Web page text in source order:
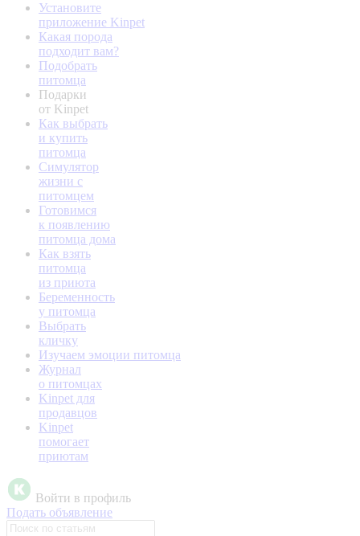
Установите
приложение Kinpet
Какая порода
подходит вам?
Подобрать
питомца
Подарки
от Kinpet
Как выбрать
и купить
питомца
Симулятор
жизни с
питомцем
Готовимся
к появлению
питомца дома
Как взять
питомца
из приюта
Беременность
у питомца
Выбрать
кличку
Изучаем эмоции питомца
Журнал
о питомцах
Kinpet для
продавцов
Kinpet
помогает
приютам
Войти в профиль
Подать объявление